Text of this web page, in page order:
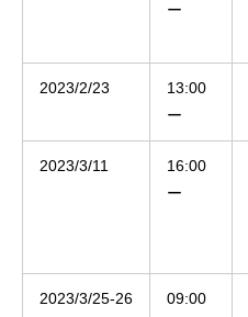
ー
2023/2/23
13:00
ー
2023/3/11
16:00
ー
2023/3/25-26
09:00